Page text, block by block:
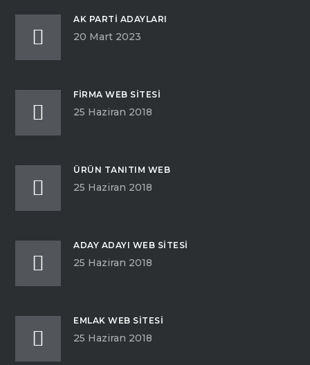
AK PARTI ADAYLARI
20 Mart 2023
FIRMA WEB SITESI
25 Haziran 2018
ÜRÜN TANITIM WEB
25 Haziran 2018
ADAY ADAYI WEB SITESI
25 Haziran 2018
EMLAK WEB SITESI
25 Haziran 2018